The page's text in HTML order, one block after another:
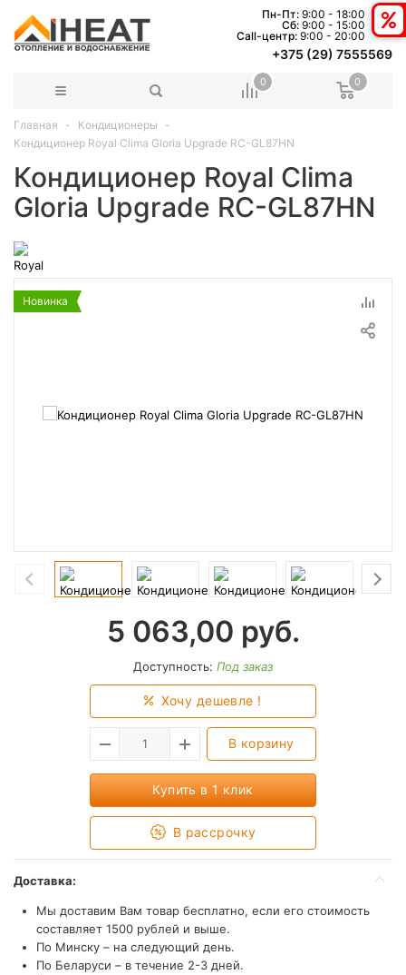
Пн-Пт: 9:00 - 18:00
Сб: 9:00 - 15:00
Сall-центр: 9:00 - 20:00
+375 (29) 7555569
0 0
Главная
Кондиционеры
Кондиционер Royal Clima Gloria Upgrade RC-GL87HN
Кондиционер Royal Clima
Gloria Upgrade RC-GL87HN
Новинка
5 063,00 руб.
Доступность: Под заказ
Хочу дешевле !
В корзину
Купить в 1 клик
В рассрочку
Доставка:
Мы доставим Вам товар бесплатно, если его стоимость
составляет 1500 рублей и выше.
По Минску – на следующий день.
По Беларуси – в течение 2-3 дней.